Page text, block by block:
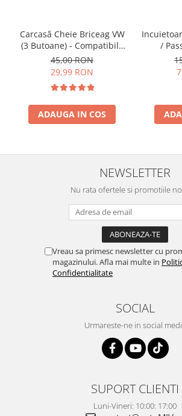
Carcasă Cheie Briceag VW
(3 Butoane) - Compatibilă
Golf 5, Jetta, Touran etc
45,00 RON
29,99 RON
ADAUGA IN COS
/
NEWSLETTER
Nu rata ofertele si promotiile
Vreau sa primesc newsletter cu
magazinului. Afla mai multe in
Confidentialitate
SOCIAL
Urmareste-ne in social
SUPORT CLIENTI
Luni-Vineri: 10:00: 17:00